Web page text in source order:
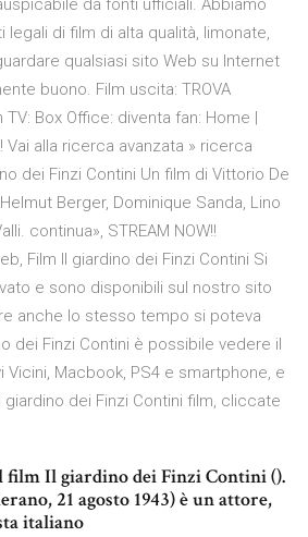
da fonti ufficiali. Abbiamo
di film di alta qualità, limonate,
qualsiasi sito Web su Internet
buono. Film uscita: TROVA
TV: Box Office: diventa fan: Home |
Vai alla ricerca avanzata » ricerca
dei Finzi Contini Un film di Vittorio De
Berger, Dominique Sanda, Lino
continua», STREAM NOW!!
Film Il giardino dei Finzi Contini Si
e sono disponibili sul nostro sito
anche lo stesso tempo si poteva
dei Finzi Contini è possibile vedere il
Macbook, PS4 e smartphone, e
dei Finzi Contini film, cliccate
film Il giardino dei Finzi Contini ().
21 agosto 1943) è un attore,
italiano